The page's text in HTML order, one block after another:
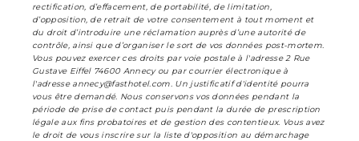
rectification, d’effacement, de portabilité, de limitation,
d’opposition, de retrait de votre consentement à tout moment et
du droit d’introduire une réclamation auprès d’une autorité de
contrôle, ainsi que d’organiser le sort de vos données post-mortem.
Vous pouvez exercer ces droits par voie postale à l'adresse 2 Rue
Gustave Eiffel 74600 Annecy ou par courrier électronique à
l'adresse annecy@fasthotel.com. Un justificatif d'identité pourra
vous être demandé. Nous conservons vos données pendant la
période de prise de contact puis pendant la durée de prescription
légale aux fins probatoires et de gestion des contentieux. Vous avez
le droit de vous inscrire sur la liste d'opposition au démarchage